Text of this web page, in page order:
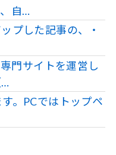
自…
プした記事の、・
門サイトを運営し
…
。PCではトップペ